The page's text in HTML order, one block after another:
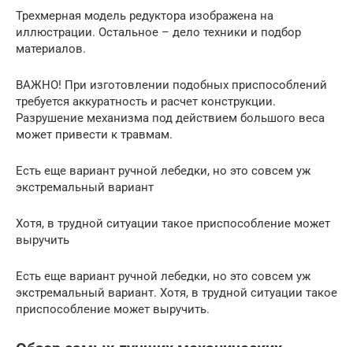
Трехмерная модель редуктора изображена на
иллюстрации. Остальное – дело техники и подбор
материалов.
ВАЖНО! При изготовлении подобных приспособлений
требуется аккуратность и расчет конструкции.
Разрушение механизма под действием большого веса
может привести к травмам.
Есть еще вариант ручной лебедки, но это совсем уж
экстремальный вариант
Хотя, в трудной ситуации такое приспособление может
выручить
Есть еще вариант ручной лебедки, но это совсем уж
экстремальный вариант. Хотя, в трудной ситуации такое
приспособление может выручить.